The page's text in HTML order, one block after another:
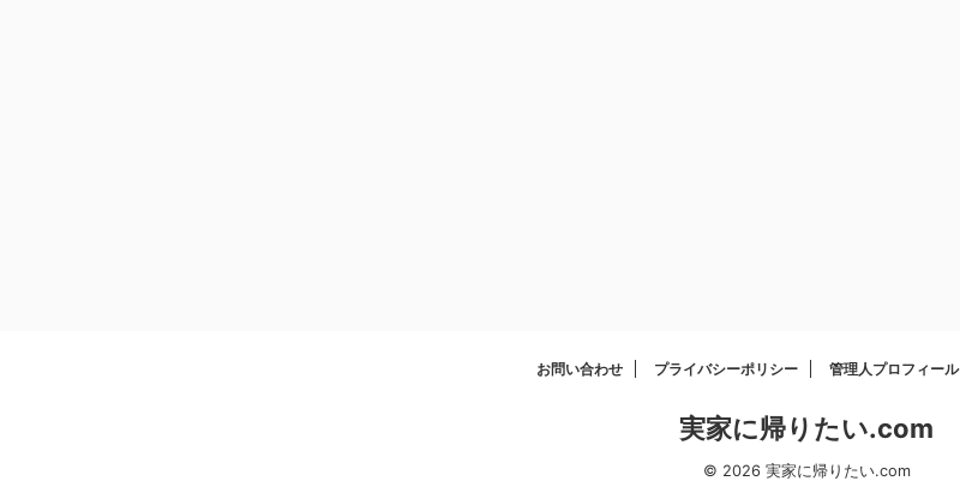
お問い合わせ プライバシーポリシー 管理人プロフィール
実家に帰りたい.com
© 2026 実家に帰りたい.com